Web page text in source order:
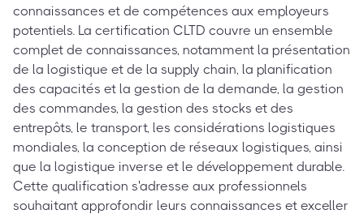
connaissances et de compétences aux employeurs
potentiels. La certification CLTD couvre un ensemble
complet de connaissances, notamment la présentation
de la logistique et de la supply chain, la planification
des capacités et la gestion de la demande, la gestion
des commandes, la gestion des stocks et des
entrepôts, le transport, les considérations logistiques
mondiales, la conception de réseaux logistiques, ainsi
que la logistique inverse et le développement durable.
Cette qualification s'adresse aux professionnels
souhaitant approfondir leurs connaissances et exceller